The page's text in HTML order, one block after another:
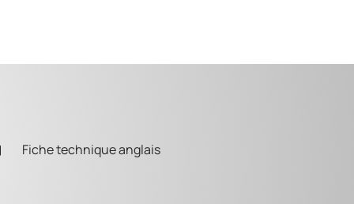
Fiche technique anglais